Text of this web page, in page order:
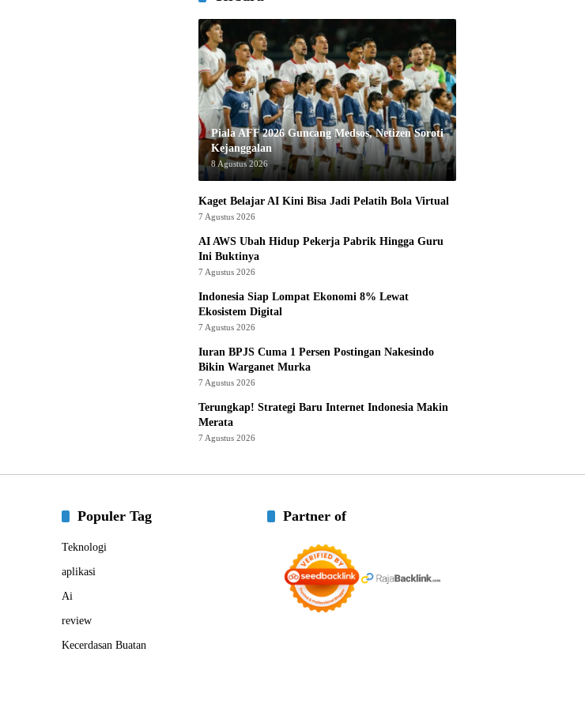
Piala AFF 2026 Guncang Medsos, Netizen Soroti
Kejanggalan
8 Agustus 2026
Kaget Belajar AI Kini Bisa Jadi Pelatih Bola Virtual
7 Agustus 2026
AI AWS Ubah Hidup Pekerja Pabrik Hingga Guru
Ini Buktinya
7 Agustus 2026
Indonesia Siap Lompat Ekonomi 8% Lewat
Ekosistem Digital
7 Agustus 2026
Iuran BPJS Cuma 1 Persen Postingan Nakesindo
Bikin Warganet Murka
7 Agustus 2026
Terungkap! Strategi Baru Internet Indonesia Makin
Merata
7 Agustus 2026
Populer Tag
Teknologi
aplikasi
Ai
review
Kecerdasan Buatan
Partner of